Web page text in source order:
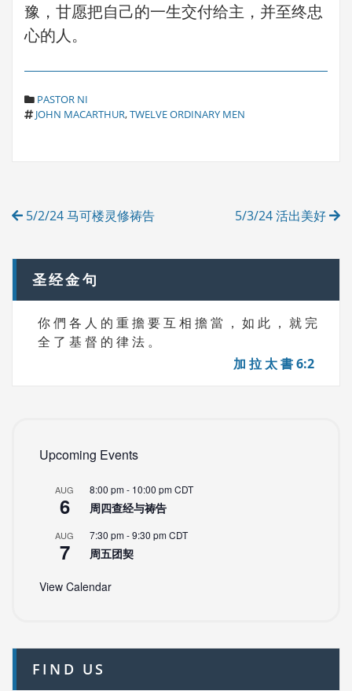
豫，甘愿把自己的一生交付给主，并至终忠
心的人。
C
A
E
PASTOR NI
T
JOHN MACARTHUR,TWELVE ORDINARY MEN
Post
5/2/24 马可楼灵修祷告 5/3/24 活出美好
圣经金句
你 們 各 人 的 重 擔 要 互 相 擔 當 ， 如 此 ， 就 完
全 了 基 督 的 律 法 。
加 拉 太 書 6:2
Upcoming Events
AUG
6
8:00 pm- 10:00 pmCDT
周四查经与祷告
AUG
7
7:30 pm-9:30 pmCDT
周五团契
View Calendar
FIND US